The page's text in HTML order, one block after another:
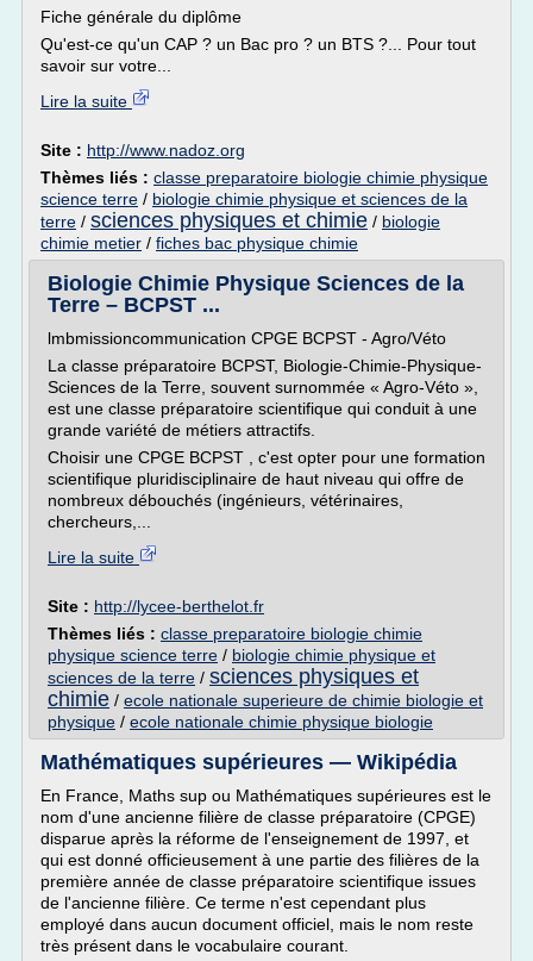
Fiche générale du diplôme
Qu'est-ce qu'un CAP ? un Bac pro ? un BTS ?... Pour tout
savoir sur votre...
Lire la suite
Site : http://www.nadoz.org
Thèmes liés : classe preparatoire biologie chimie physique
science terre / biologie chimie physique et sciences de la
terre / sciences physiques et chimie / biologie
chimie metier / fiches bac physique chimie
Biologie Chimie Physique Sciences de la
Terre – BCPST ...
lmbmissioncommunication CPGE BCPST - Agro/Véto
La classe préparatoire BCPST, Biologie-Chimie-Physique-
Sciences de la Terre, souvent surnommée « Agro-Véto »,
est une classe préparatoire scientifique qui conduit à une
grande variété de métiers attractifs.
Choisir une CPGE BCPST , c'est opter pour une formation
scientifique pluridisciplinaire de haut niveau qui offre de
nombreux débouchés (ingénieurs, vétérinaires,
chercheurs,...
Lire la suite
Site : http://lycee-berthelot.fr
Thèmes liés : classe preparatoire biologie chimie
physique science terre / biologie chimie physique et
sciences de la terre / sciences physiques et
chimie / ecole nationale superieure de chimie biologie et
physique / ecole nationale chimie physique biologie
Mathématiques supérieures — Wikipédia
En France, Maths sup ou Mathématiques supérieures est le
nom d'une ancienne filière de classe préparatoire (CPGE)
disparue après la réforme de l'enseignement de 1997, et
qui est donné officieusement à une partie des filières de la
première année de classe préparatoire scientifique issues
de l'ancienne filière. Ce terme n'est cependant plus
employé dans aucun document officiel, mais le nom reste
très présent dans le vocabulaire courant.